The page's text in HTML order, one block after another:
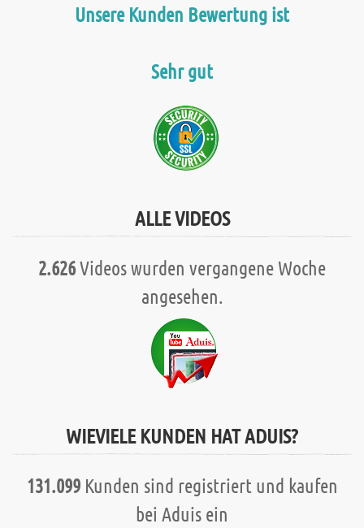
Unsere Kunden Bewertung ist
Sehr gut
ALLE VIDEOS
2.626Videos wurden vergangene Woche
angesehen.
WIEVIELE KUNDEN HAT ADUIS?
131.099Kunden sind registriert und kaufen
bei Aduis ein